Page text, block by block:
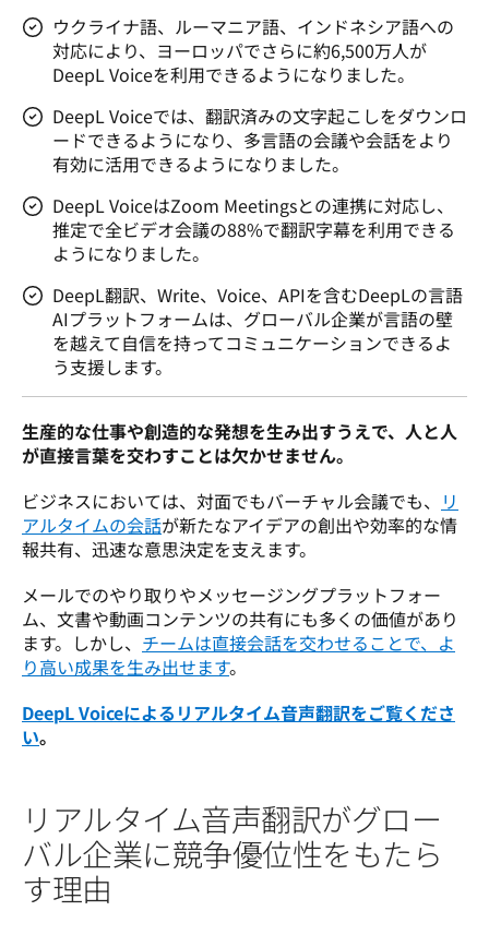
ウクライナ語、ルーマニア語、インドネシア語への
対応により、ヨーロッパでさらに約6,500万人が
DeepL Voiceを利用できるようになりました。
DeepL Voiceでは、翻訳済みの文字起こしをダウンロ
ードできるようになり、多言語の会議や会話をより
有効に活用できるようになりました。
DeepL VoiceはZoom Meetingsとの連携に対応し、
推定で全ビデオ会議の88%で翻訳字幕を利用できる
ようになりました。
DeepL翻訳、Write、Voice、APIを含むDeepLの言語
AIプラットフォームは、グローバル企業が言語の壁
を越えて自信を持ってコミュニケーションできるよ
う支援します。
生産的な仕事や創造的な発想を生み出すうえで、人と人
が直接言葉を交わすことは欠かせません。
ビジネスにおいては、対面でもバーチャル会議でも、 リ
アルタイムの会話が新たなアイデアの創出や効率的な情
報共有、迅速な意思決定を支えます。
メールでのやり取りやメッセージングプラットフォー
ム、文書や動画コンテンツの共有にも多くの価値があり
ます。しかし、 チームは直接会話を交わせることで、よ
り高い成果を生み出せます。
DeepL Voiceによるリアルタイム音声翻訳をご覧くださ
い。
リアルタイム音声翻訳がグロー
バル企業に競争優位性をもたら
す理由